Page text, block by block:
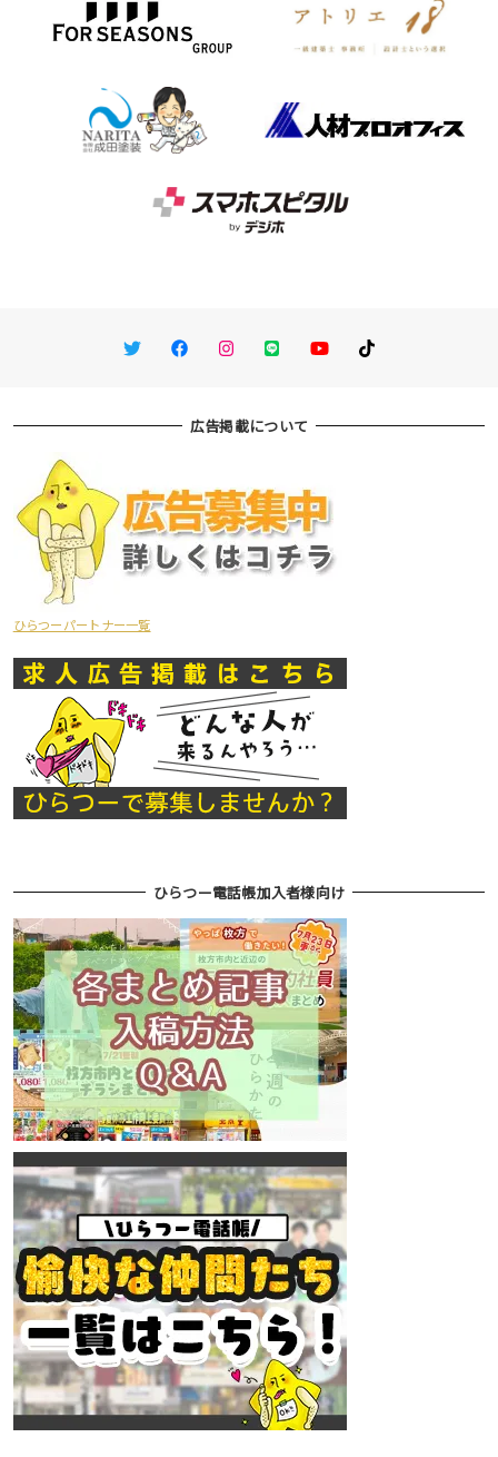
TwitterFacebookInstagram
LINE You TubeTikTok
広告掲載について
ひらつーパートナー一覧
ひらつー電話帳加入者様向け